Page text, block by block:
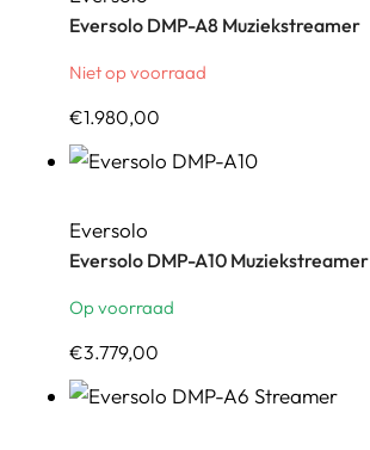
Eversolo DMP-A8 Muziekstreamer
Niet op voorraad
€1.980,00
Eversolo
Eversolo DMP-A10 Muziekstreamer
Op voorraad
€3.779,00